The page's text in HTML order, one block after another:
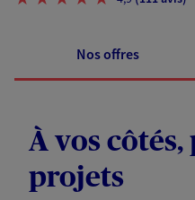
Nos offres
À vos
projets